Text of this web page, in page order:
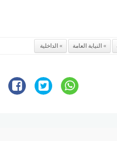
النيابة العامة الداخلية